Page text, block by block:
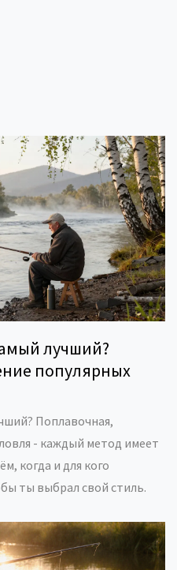
лучший?
популярных
Поплавочная,
- каждый метод имеет
когда и для кого
ты выбрал свой стиль.